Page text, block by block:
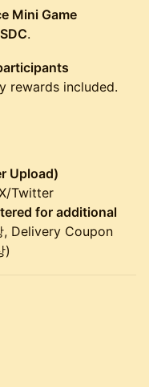
Mini Game
.
rewards included.
Upload)
Twitter
for additional
Delivery Coupon
)